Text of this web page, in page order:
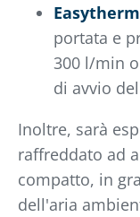
portata e
300 l/min
di avvio
Inoltre, sarà
raffreddato ad
compatto, in
dell'aria